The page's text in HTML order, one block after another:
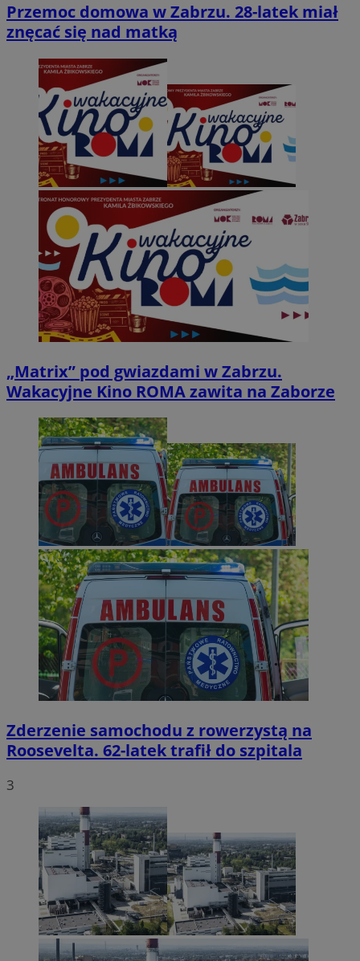
Przemoc domowa w Zabrzu. 28-latek miał
znęcać się nad matką
„Matrix” pod gwiazdami w Zabrzu.
Wakacyjne Kino ROMA zawita na Zaborze
Zderzenie samochodu z rowerzystą na
Roosevelta. 62-latek trafił do szpitala
3